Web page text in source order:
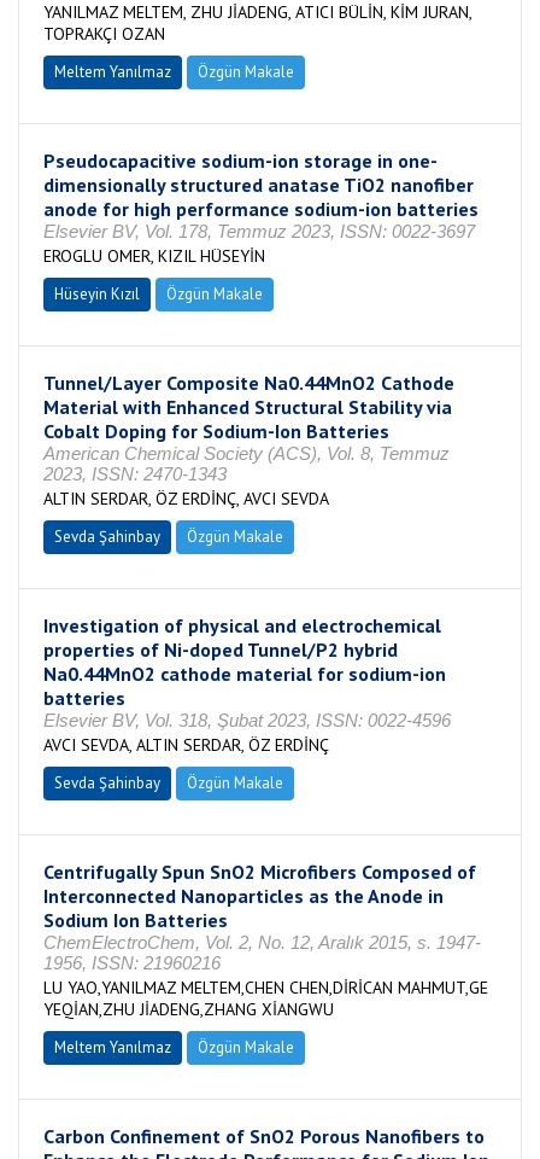
YANILMAZ MELTEM, ZHU JİADENG, ATICI BÜLİN, KİM JURAN,
TOPRAKÇI OZAN
Meltem Yanılmaz Özgün Makale
Pseudocapacitive sodium-ion storage in one-
dimensionally structured anatase TiO2 nanofiber
anode for high performance sodium-ion batteries
Elsevier BV, Vol. 178, Temmuz 2023, ISSN: 0022-3697
EROGLU OMER, KIZIL HÜSEYİN
Hüseyin Kızıl Özgün Makale
Tunnel/Layer Composite Na0.44MnO2 Cathode
Material with Enhanced Structural Stability via
Cobalt Doping for Sodium-Ion Batteries
American Chemical Society (ACS), Vol. 8, Temmuz
2023, ISSN: 2470-1343
ALTIN SERDAR, ÖZ ERDİNÇ, AVCI SEVDA
Sevda Şahinbay Özgün Makale
Investigation of physical and electrochemical
properties of Ni-doped Tunnel/P2 hybrid
Na0.44MnO2 cathode material for sodium-ion
batteries
Elsevier BV, Vol. 318, Şubat 2023, ISSN: 0022-4596
AVCI SEVDA, ALTIN SERDAR, ÖZ ERDİNÇ
Sevda Şahinbay Özgün Makale
Centrifugally Spun SnO2 Microfibers Composed of
Interconnected Nanoparticles as the Anode in
Sodium Ion Batteries
ChemElectroChem, Vol. 2, No. 12, Aralık 2015, s. 1947-
1956, ISSN: 21960216
LU YAO,YANILMAZ MELTEM,CHEN CHEN,DİRİCAN MAHMUT,GE
YEQİAN,ZHU JİADENG,ZHANG XİANGWU
Meltem Yanılmaz Özgün Makale
Carbon Confinement of SnO2 Porous Nanofibers to